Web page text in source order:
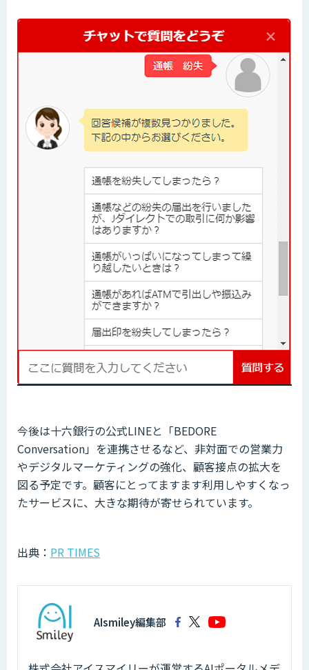
今後は十六銀行の公式LINEと「BEDORE
Conversation」を連携させるなど、非対面での営業力
やデジタルマーケティングの強化、顧客接点の拡大を
図る予定です。顧客にとってますます利用しやすくなっ
たサービスに、大きな期待が寄せられています。
出典： PR TIMES
AIsmiley編集部